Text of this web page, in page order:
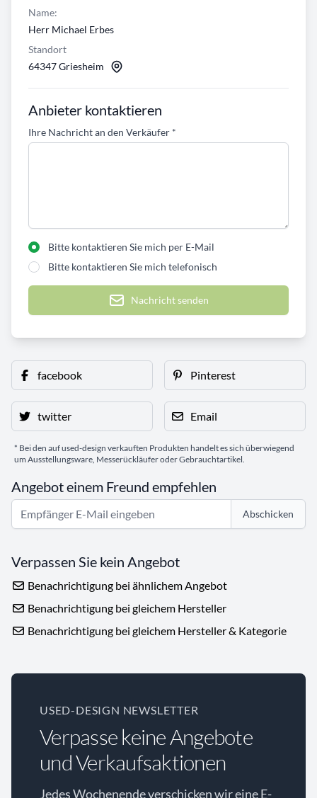
Name:
Herr Michael Erbes
Standort
64347 Griesheim
Anbieter kontaktieren
Ihre Nachricht an den Verkäufer *
Bitte kontaktieren Sie mich per E-Mail
Bitte kontaktieren Sie mich telefonisch
Nachricht senden
facebook Pinterest
twitter Email
* Bei den auf used-design verkauften Produkten handelt es sich überwiegend
um Ausstellungsware, Messerückläufer oder Gebrauchtartikel.
Angebot einem Freund empfehlen
Abschicken
Verpassen Sie kein Angebot
Benachrichtigung bei ähnlichem Angebot
Benachrichtigung bei gleichem Hersteller
Benachrichtigung bei gleichem Hersteller & Kategorie
USED-DESIGN NEWSLETTER
Verpasse keine Angebote
und Verkaufsaktionen
Jedes Wochenende verschicken wir eine E-